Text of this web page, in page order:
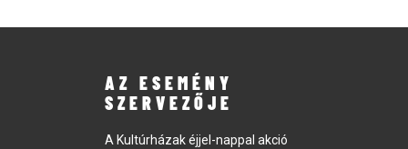
AZ ESEMÉNY
SZERVEZŐJE
A Kultúrházak éjjel-nappal akció